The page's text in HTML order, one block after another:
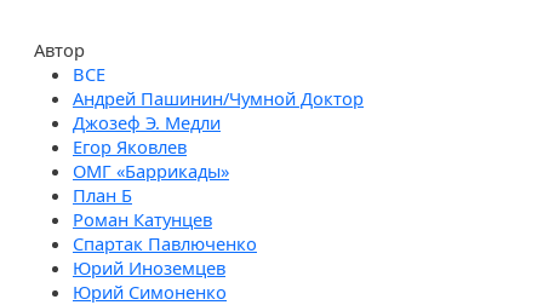
Автор
Андрей Пашинин/Чумной Доктор
Джозеф Э. Медли
Егор Яковлев
ОМГ «Баррикады»
План Б
Роман Катунцев
Спартак Павлюченко
Юрий Иноземцев
Юрий Симоненко